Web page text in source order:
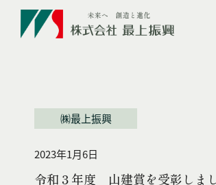
㈱最上振興
2023年1月6日
令和３年度 山建賞を受彰しまし